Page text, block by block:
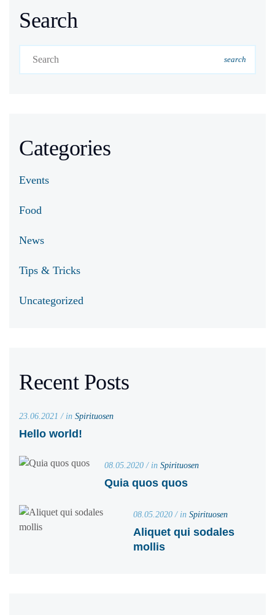
Search
search
Categories
Events
Food
News
Tips & Tricks
Uncategorized
Recent Posts
23.06.2021 / in Spirituosen
Hello world!
08.05.2020 / in Spirituosen
Quia quos quos
08.05.2020 / in Spirituosen
Aliquet qui sodales
mollis